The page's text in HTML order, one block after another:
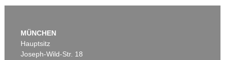
MÜNCHEN
Hauptsitz
Joseph-Wild-Str. 18